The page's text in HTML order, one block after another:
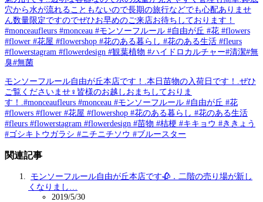
穴から水が流れることもないので長期の旅行などでも心配ありませ
ん数量限定ですのでぜひお早めのご来店お待ちしております！
#monceaufleurs #monceau #モンソーフルール #自由が丘 #花 #flowers
#flower #花屋 #flowershop #花のある暮らし #花のある生活 #fleurs
#flowerstagram #flowerdesign #観葉植物 #ハイドロカルチャー#清潔#無
臭#無菌
モンソーフルール自由が丘本店です！.本日苗物の入荷日です！.ぜひ
ご覧くださいませ‍♀️皆様のお越しおまちしておりま
す！.#monceaufleurs #monceau #モンソーフルール #自由が丘 #花
#flowers #flower #花屋 #flowershop #花のある暮らし #花のある生活
#fleurs #flowerstagram #flowerdesign #苗物 #桔梗 #キキョウ #ききょう
#ゴシキトウガラシ #ニチニチソウ #ブルースター
関連記事
モンソーフルール自由が丘本店です🥀．二階の売り場が新し
くなりまし…
2019/5/30